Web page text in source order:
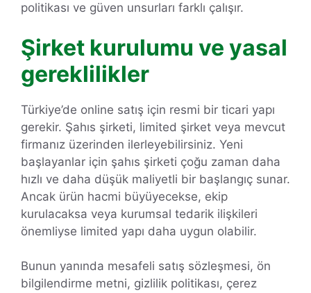
politikası ve güven unsurları farklı çalışır.
Şirket kurulumu ve yasal
gereklilikler
Türkiye’de online satış için resmi bir ticari yapı
gerekir. Şahıs şirketi, limited şirket veya mevcut
firmanız üzerinden ilerleyebilirsiniz. Yeni
başlayanlar için şahıs şirketi çoğu zaman daha
hızlı ve daha düşük maliyetli bir başlangıç sunar.
Ancak ürün hacmi büyüyecekse, ekip
kurulacaksa veya kurumsal tedarik ilişkileri
önemliyse limited yapı daha uygun olabilir.
Bunun yanında mesafeli satış sözleşmesi, ön
bilgilendirme metni, gizlilik politikası, çerez